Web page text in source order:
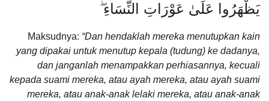
يَظْهَرُوا عَلَىٰ عَوْرَاتِ النِّسَاءِ ۖ
Maksudnya: “Dan hendaklah mereka menutupkan kain
yang dipakai untuk menutup kepala (tudung) ke dadanya,
dan janganlah menampakkan perhiasannya, kecuali
kepada suami mereka, atau ayah mereka, atau ayah suami
mereka, atau anak-anak lelaki mereka, atau anak-anak